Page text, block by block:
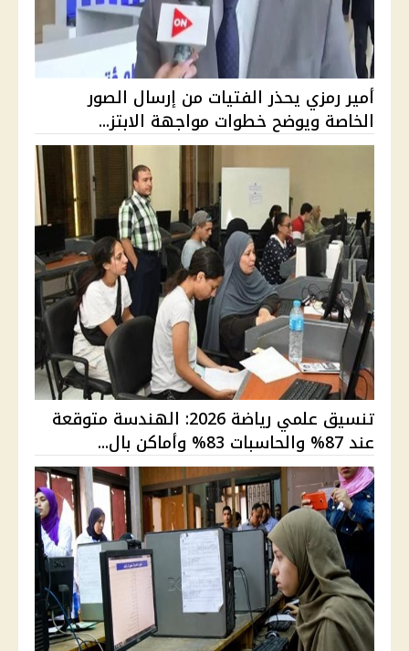
أمير رمزي يحذر الفتيات من إرسال الصور
الخاصة ويوضح خطوات مواجهة الابتز...
تنسيق علمي رياضة 2026: الهندسة متوقعة
عند 87% والحاسبات 83% وأماكن بال...